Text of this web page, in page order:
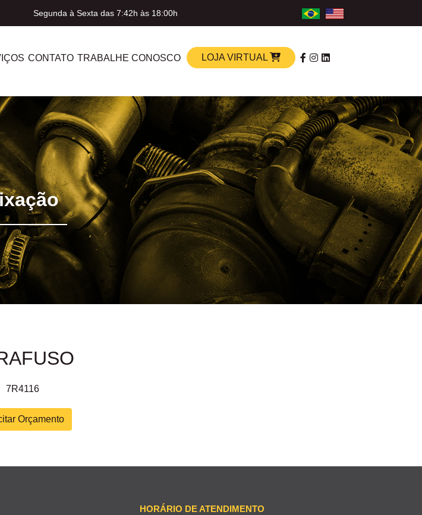
Segunda à Sexta das 7:42h às 18:00h
CONTATO TRABALHE CONOSCO LOJA VIRTUAL
7R4116
Orçamento
HORÁRIO DE ATENDIMENTO